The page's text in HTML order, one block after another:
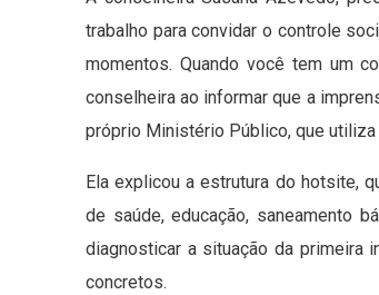
trabalho para convidar o controle
momentos. Quando você tem um
conselheira ao informar que a
próprio Ministério Público, que
Ela explicou a estrutura do hotsite,
de saúde, educação, saneamento
diagnosticar a situação da primeira
concretos.